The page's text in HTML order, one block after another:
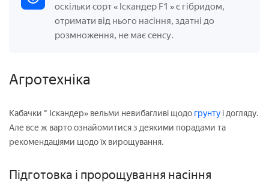
оскільки сорт « Іскандер F1 »є гібридом,
отримати від нього насіння, здатні до
розмноження, не має сенсу.
Агротехніка
Кабачки " Іскандер» вельми невибагливі щодо грунту і догляду.
Але все ж варто ознайомитися з деякими порадами та
рекомендаціями щодо їх вирощування.
Підготовка і пророщування насіння